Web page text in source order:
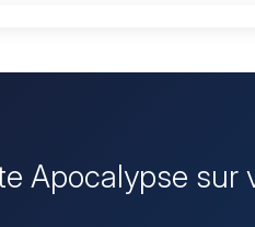
Apocalypse sur